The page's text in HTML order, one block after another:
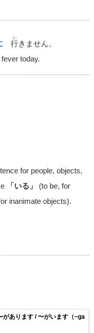
行
い
きません。
today.
for people, objects,
「いる」
(to be, for
inanimate objects).
があります / 〜がいます（~ga